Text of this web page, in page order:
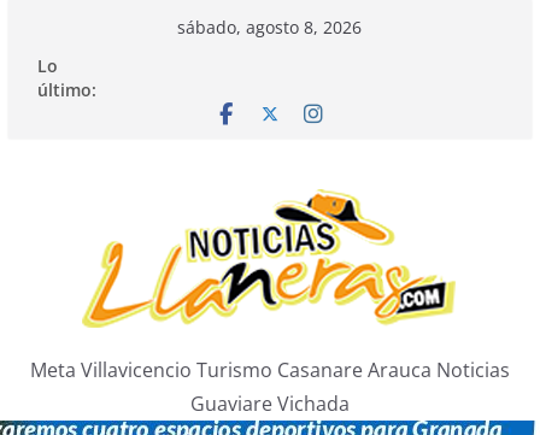
contenido
sábado, agosto 8, 2026
Lo
último:
Meta Villavicencio Turismo Casanare Arauca Noticias
Guaviare Vichada